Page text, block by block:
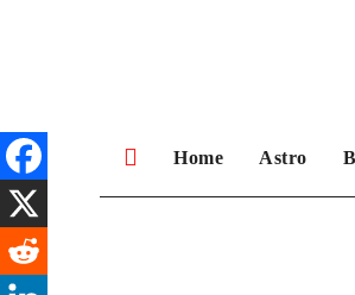
Home Astro